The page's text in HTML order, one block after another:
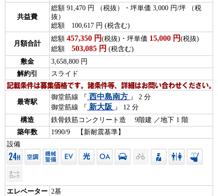
共益費
総額 91,470 円 （税抜）・坪単価 3,000 円/坪 （税
抜）
総額 100,617 円 (税含む)
月額合計
総額 457,350 円 (税抜)・坪単価 15,000 円 (税抜)
総額 503,085 円 (税含む)
敷金
3,658,800 円
解約引
スライド
最寄駅
御堂筋線 『 西中島南方 』 2 分
御堂筋線 『 新大阪 』 12 分
構造
鉄骨鉄筋コンクリート造 9階建 ／地下 1 階
築年数
1990/9 【新耐震基準】
設備
エレベーター 2基